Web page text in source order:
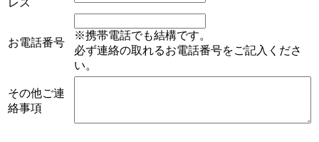
お電話番号
※携帯電話でも結構です。
必ず連絡の取れるお電話番号をご記入くださ
い。
その他ご連
絡事項